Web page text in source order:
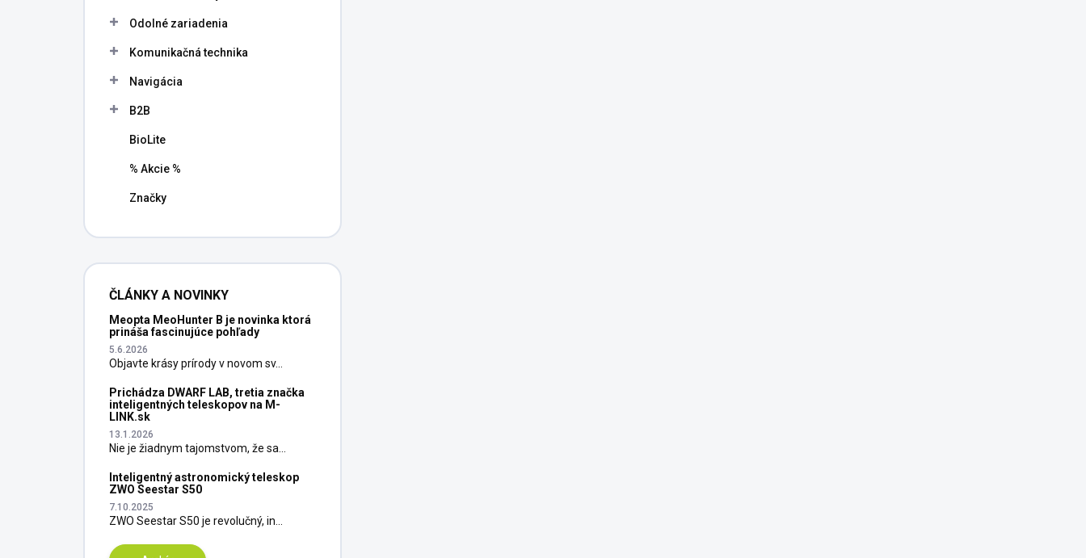
Odolné zariadenia
Komunikačná technika
Navigácia
B2B
BioLite
% Akcie %
Značky
ČLÁNKY A NOVINKY
Meopta MeoHunter B je novinka ktorá
prináša fascinujúce pohľady
5.6.2026
Objavte krásy prírody v novom sv...
Prichádza DWARF LAB, tretia značka
inteligentných teleskopov na M-
LINK.sk
13.1.2026
Nie je žiadnym tajomstvom, že sa...
Inteligentný astronomický teleskop
ZWO Seestar S50
7.10.2025
ZWO Seestar S50 je revolučný, in...